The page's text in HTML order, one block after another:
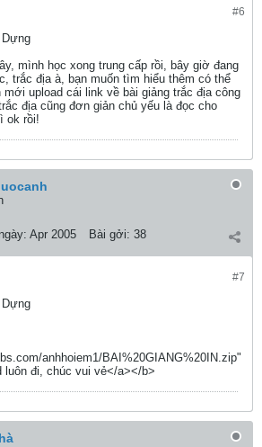
#6
mình học xong trung cấp rồi, bây giờ đang
trắc địa à, bạn muốn tìm hiểu thêm có thể
upload cái link về bài giảng trắc địa công
địa cũng đơn giản chủ yếu là đọc cho
ok rồi!
Apr 2005 Bài gởi: 38
#7
anhhoiem1/BAI%20GIANG%20IN.zip"
luôn đi, chúc vui vẻ</a></b>